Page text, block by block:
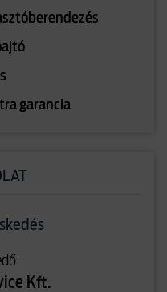
garancia
Kft.